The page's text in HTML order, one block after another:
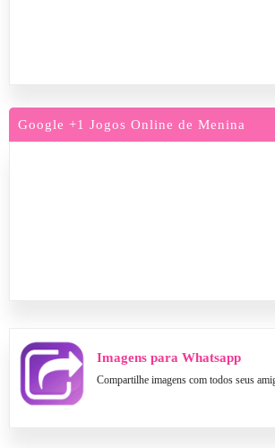
Google +1 Jogos Online de Menina
Imagens para Whatsapp
Compartilhe imagens com todos seus